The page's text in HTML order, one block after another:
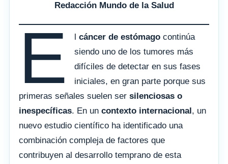
Redacción Mundo de la Salud
E lcáncer de estómago continúa
siendo uno de los tumores más
difíciles de detectar en sus fases
iniciales, en gran parte porque sus
primeras señales suelen ser silenciosas o
inespecíficas. En un contexto internacional, un
nuevo estudio científico ha identificado una
combinación compleja de factores que
contribuyen al desarrollo temprano de esta